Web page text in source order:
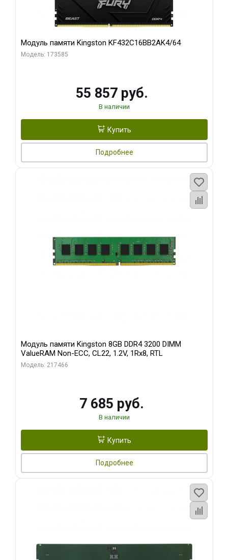
Модуль памяти Kingston KF432C16BB2AK4/64
Модель: 173585
55 857 руб.
В наличии
Купить
Подробнее
Модуль памяти Kingston 8GB DDR4 3200 DIMM
ValueRAM Non-ECC, CL22, 1.2V, 1Rx8, RTL
Модель: 217466
7 685 руб.
В наличии
Купить
Подробнее